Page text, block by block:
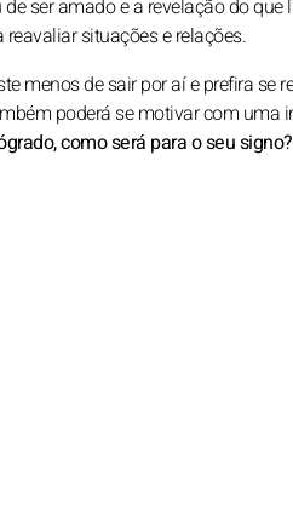
ser amado e a revelação do
situações e relações.
menos de sair por aí e prefira
poderá se motivar com
como será para o seu signo?